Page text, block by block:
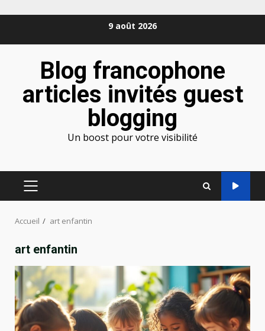
9 août 2026
Blog francophone
articles invités guest
blogging
Un boost pour votre visibilité
MENU
Accueil art enfantin
art enfantin